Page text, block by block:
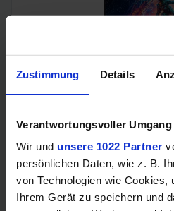
Zustimmung Details
Verantwortungsvoller
Wir und unsere 1022 Partner
persönlichen Daten, wie z. B.
von Technologien wie Cookies,
Ihrem Gerät zu speichern und
Samsung Odyssey OLED G6